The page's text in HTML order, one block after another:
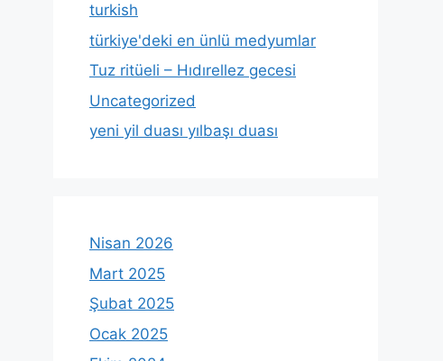
turkish
türkiye'deki en ünlü medyumlar
Tuz ritüeli – Hıdırellez gecesi
Uncategorized
yeni yil duası yılbaşı duası
Nisan 2026
Mart 2025
Şubat 2025
Ocak 2025